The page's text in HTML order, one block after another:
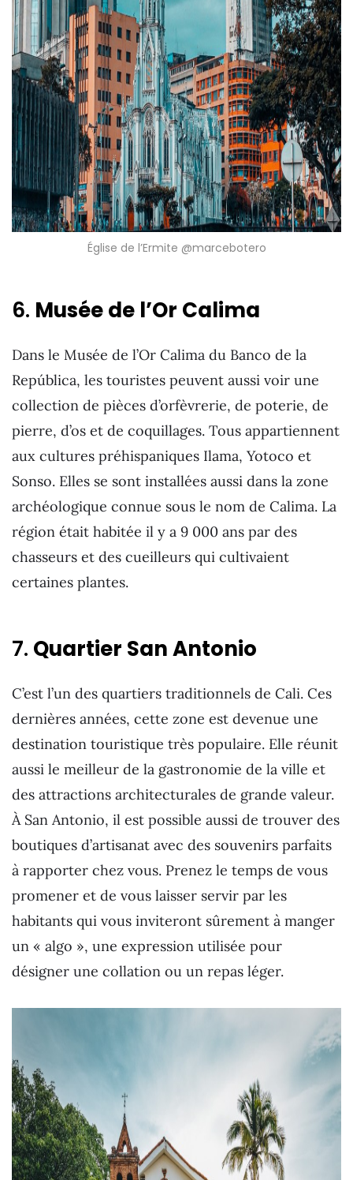
Église de l’Ermite @marcebotero
6. Musée de l’Or Calima
Dans le Musée de l’Or Calima du Banco de la
República, les touristes peuvent aussi voir une
collection de pièces d’orfèvrerie, de poterie, de
pierre, d’os et de coquillages. Tous appartiennent
aux cultures préhispaniques Ilama, Yotoco et
Sonso. Elles se sont installées aussi dans la zone
archéologique connue sous le nom de Calima. La
région était habitée il y a 9 000 ans par des
chasseurs et des cueilleurs qui cultivaient
certaines plantes.
7. Quartier San Antonio
C’est l’un des quartiers traditionnels de Cali. Ces
dernières années, cette zone est devenue une
destination touristique très populaire. Elle réunit
aussi le meilleur de la gastronomie de la ville et
des attractions architecturales de grande valeur.
À San Antonio, il est possible aussi de trouver des
boutiques d’artisanat avec des souvenirs parfaits
à rapporter chez vous. Prenez le temps de vous
promener et de vous laisser servir par les
habitants qui vous inviteront sûrement à manger
un « algo », une expression utilisée pour
désigner une collation ou un repas léger.